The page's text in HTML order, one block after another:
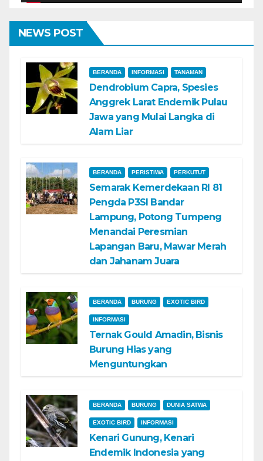
NEWS POST
BERANDA INFORMASI TANAMAN
Dendrobium Capra, Spesies
Anggrek Larat Endemik Pulau
Jawa yang Mulai Langka di
Alam Liar
BERANDA PERISTIWA PERKUTUT
Semarak Kemerdekaan RI 81
Pengda P3SI Bandar
Lampung, Potong Tumpeng
Menandai Peresmian
Lapangan Baru, Mawar Merah
dan Jahanam Juara
BERANDA BURUNG EXOTIC BIRD
INFORMASI
Ternak Gould Amadin, Bisnis
Burung Hias yang
Menguntungkan
BERANDA BURUNG DUNIA SATWA
EXOTIC BIRD INFORMASI
Kenari Gunung, Kenari
Endemik Indonesia yang